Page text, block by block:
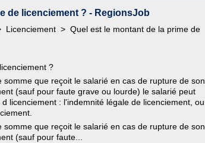
de licenciement ? - RegionsJob
> Quel est le montant de la prime de
?
que reçoit le salarié en cas de rupture de son
(sauf pour faute grave ou lourde) le salarié peut
licenciement : l'indemnité légale de licenciement, ou
que reçoit le salarié en cas de rupture de son
(sauf pour faute...